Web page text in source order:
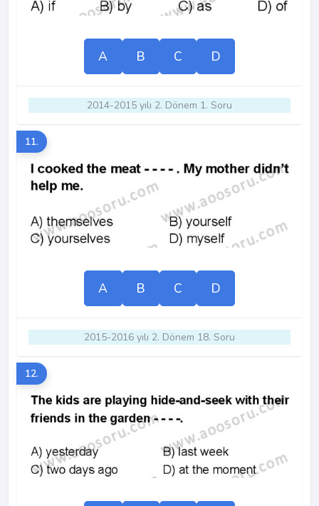
A B C D
2014-2015 yılı 2. Dönem 1. Soru
11.
A B C D
2015-2016 yılı 2. Dönem 18. Soru
12.